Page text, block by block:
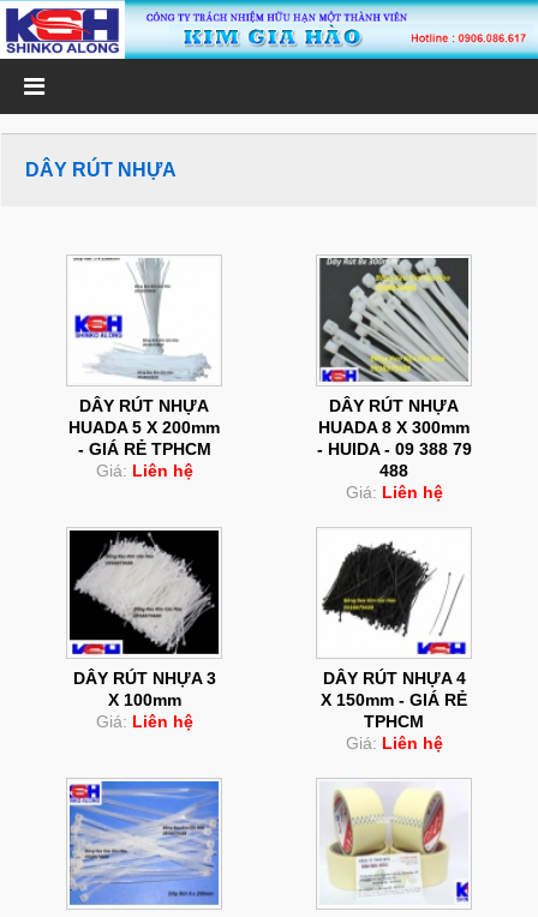
DÂY RÚT NHỰA
DÂY RÚT NHỰA
HUADA 5 X 200mm
- GIÁ RẺ TPHCM
Giá: Liên hệ
DÂY RÚT NHỰA
HUADA 8 X 300mm
- HUIDA - 09 388 79
488
Giá: Liên hệ
DÂY RÚT NHỰA 3
X 100mm
Giá: Liên hệ
DÂY RÚT NHỰA 4
X 150mm - GIÁ RẺ
TPHCM
Giá: Liên hệ